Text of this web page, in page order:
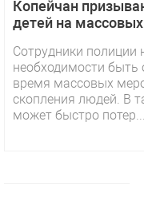
Копейчан
детей на
Сотрудники
необходимости
время массовых
скопления людей. В
может быстро потер...